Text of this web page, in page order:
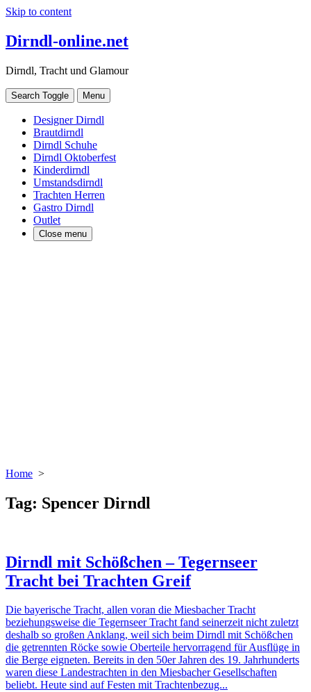
Skip to content
Dirndl-online.net
Dirndl, Tracht und Glamour
Search Toggle Menu
Designer Dirndl
Brautdirndl
Dirndl Schuhe
Dirndl Oktoberfest
Kinderdirndl
Umstandsdirndl
Trachten Herren
Gastro Dirndl
Outlet
Close menu
Home >
Tag: Spencer Dirndl
Dirndl mit Schößchen – Tegernseer
Tracht bei Trachten Greif
Die bayerische Tracht, allen voran die Miesbacher Tracht
beziehungsweise die Tegernseer Tracht fand seinerzeit nicht zuletzt
deshalb so großen Anklang, weil sich beim Dirndl mit Schößchen
die getrennten Röcke sowie Oberteile hervorragend für Ausflüge in
die Berge eigneten. Bereits in den 50er Jahren des 19. Jahrhunderts
waren diese Landestrachten in den Miesbacher Gesellschaften
beliebt. Heute sind auf Festen mit Trachtenbezug...